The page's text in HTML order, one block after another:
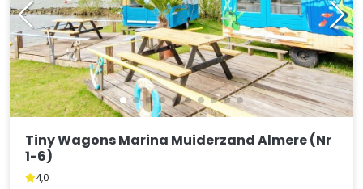
Tiny Wagons Marina Muiderzand Almere (Nr
1-6)
4,0